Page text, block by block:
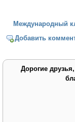
Международный
Добавить
Дорогие